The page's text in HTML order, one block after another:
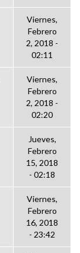
Viernes,
Febrero
2, 2018 -
02:11
Viernes,
Febrero
2, 2018 -
02:20
Jueves,
Febrero
15, 2018
- 02:18
Viernes,
Febrero
16, 2018
- 23:42